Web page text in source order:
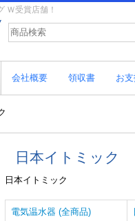
Ｗ受賞店舗！
会社概要 領収書 お
日本イトミック
日本イトミック
電気温水器 (全商品)